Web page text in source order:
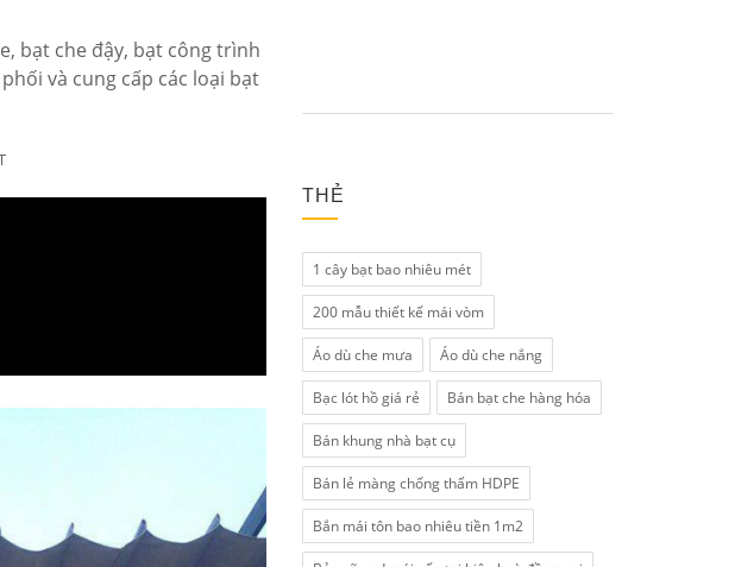
bạt che đậy, bạt công trình
và cung cấp các loại bạt
THẺ
1 cây bạt bao nhiêu mét
200 mẫu thiết kế mái vòm
Áo dù che mưa Áo dù che nắng
Bạc lót hồ giá rẻ Bán bạt che hàng hóa
Bán khung nhà bạt cụ
Bán lẻ màng chống thấm HDPE
Bắn mái tôn bao nhiêu tiền 1m2